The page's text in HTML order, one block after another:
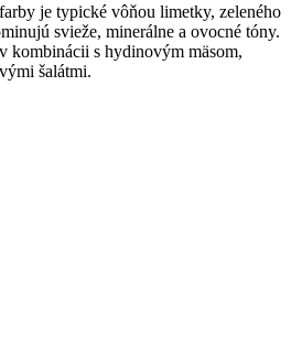
je typické vôňou limetky, zeleného
svieže, minerálne a ovocné tóny.
kombinácii s hydinovým mäsom,
šalátmi.